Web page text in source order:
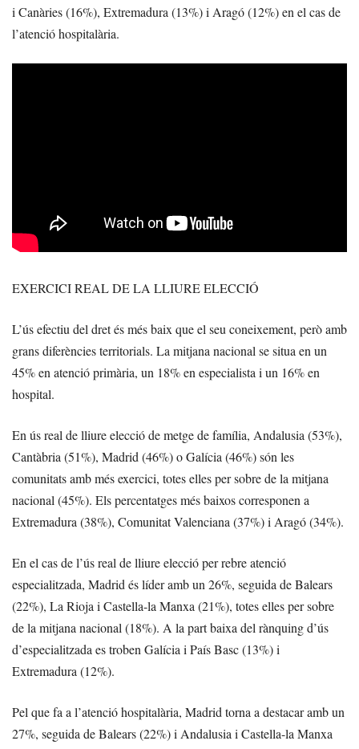
i Canàries (16%), Extremadura (13%) i Aragó (12%) en el cas de
l’atenció hospitalària.
EXERCICI REAL DE LA LLIURE ELECCIÓ
L’ús efectiu del dret és més baix que el seu coneixement, però amb
grans diferències territorials. La mitjana nacional se situa en un
45% en atenció primària, un 18% en especialista i un 16% en
hospital.
En ús real de lliure elecció de metge de família, Andalusia (53%),
Cantàbria (51%), Madrid (46%) o Galícia (46%) són les
comunitats amb més exercici, totes elles per sobre de la mitjana
nacional (45%). Els percentatges més baixos corresponen a
Extremadura (38%), Comunitat Valenciana (37%) i Aragó (34%).
En el cas de l’ús real de lliure elecció per rebre atenció
especialitzada, Madrid és líder amb un 26%, seguida de Balears
(22%), La Rioja i Castella-la Manxa (21%), totes elles per sobre
de la mitjana nacional (18%). A la part baixa del rànquing d’ús
d’especialitzada es troben Galícia i País Basc (13%) i
Extremadura (12%).
Pel que fa a l’atenció hospitalària, Madrid torna a destacar amb un
27%, seguida de Balears (22%) i Andalusia i Castella-la Manxa